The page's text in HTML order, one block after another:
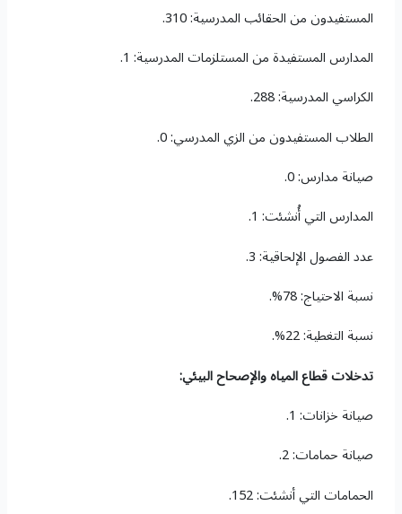
المستفيدون من الحقائب المدرسية: 310.
المدارس المستفيدة من المستلزمات المدرسية: 1.
الكراسي المدرسية: 288.
الطلاب المستفيدون من الزي المدرسي: 0.
صيانة مدارس: 0.
المدارس التي أُنشئت: 1.
عدد الفصول الإلحاقية: 3.
نسبة الاحتياج: 78%.
نسبة التغطية: 22%.
تدخلات قطاع المياه والإصحاح البيئي:
صيانة خزانات: 1.
صيانة حمامات: 2.
الحمامات التي أنشئت: 152.